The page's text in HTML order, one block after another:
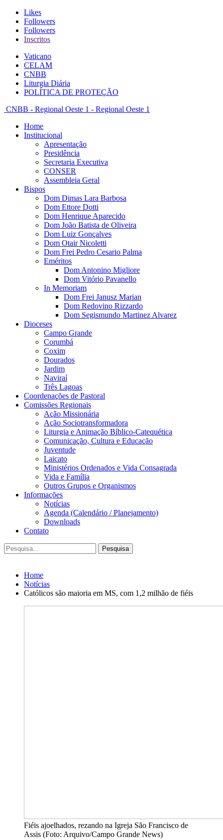
Likes
Followers
Followers
Inscritos
Vaticano
CELAM
CNBB
Liturgia Diária
POLÍTICA DE PROTEÇÃO
CNBB - Regional Oeste 1 - Regional Oeste 1
Home
Institucional
Apresentação
Presidência
Secretaria Executiva
CONSER
Assembleia Geral
Bispos
Dom Dimas Lara Barbosa
Dom Ettore Dotti
Dom Henrique Aparecido
Dom João Batista de Oliveira
Dom Luiz Gonçalves
Dom Otair Nicoletti
Dom Frei Pedro Cesario Palma
Eméritos
Dom Antonino Migliore
Dom Vitório Pavanello
In Memoriam
Dom Frei Janusz Marian
Dom Redovino Rizzardo
Dom Segismundo Martinez Alvarez
Dioceses
Campo Grande
Corumbá
Coxim
Dourados
Jardim
Naviraí
Três Lagoas
Coordenações de Pastoral
Comissões Regionais
Ação Missionária
Ação Sociotransformadora
Liturgia e Animação Bíblico-Catequética
Comunicação, Cultura e Educação
Juventude
Laicato
Ministérios Ordenados e Vida Consagrada
Vida e Família
Outros Grupos e Organismos
Informações
Notícias
Agenda (Calendário / Planejamento)
Downloads
Contato
Home
Notícias
Católicos são maioria em MS, com 1,2 milhão de fiéis
Fiéis ajoelhados, rezando na Igreja São Francisco de
Assis (Foto: Arquivo/Campo Grande News)